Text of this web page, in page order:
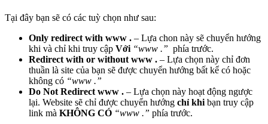
Tại đây bạn sẽ có các tuỳ chọn như sau:
Only redirect with www . – Lựa chon này sẽ chuyển hướng
khi và chỉ khi truy cập Với “www .” phía trước.
Redirect with or without www . – Lựa chọn này chỉ đơn
thuần là site của bạn sẽ được chuyển hướng bất kể có hoặc
không có “www .”
Do Not Redirect www . – Lựa chọn này hoạt động ngược
lại. Website sẽ chỉ được chuyển hướng chỉ khi bạn truy cập
link mà KHÔNG CÓ “www .” phía trước.